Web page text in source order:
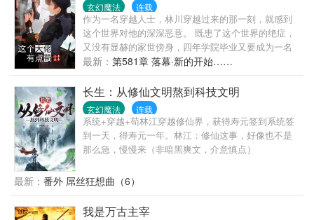
玄幻魔法 连载
作为一名穿越人士，林川穿越过来的那一刻，就感到
这个世界对他的深深恶意。 既患了这个世界的绝症，
又没有显赫的家世傍身，四年学院毕业又要成为一名
新世界的社畜…… 可是，在其他人眼中，看待这个眯
眯眼的年轻人，却有着截然不同的看法…… 林川的同
学们：这是一个患有顽疾，终生难有大成就的二等残
废。 沐家新一代女家主却说：这是一个讨人厌的家
伙，不仅骗了我的“分手费”，还没当过我一天男友。
性感狂野的帝国高官苏断珀则表示：这是一个有着卓
越才能的年轻人，他各方面都很强，无论是作为警备
人员，还是作为一个男人…… 而作为林川的宠物，蓝
是真的苟！
最新： 第581章 落幕·新的开始……
长生：从修仙文明熬到科技文明
玄幻魔法 连载
系统+穿越+苟林江穿越修仙界，获得寿元签到系统签
到一天，得寿元一年。林江：修仙这事，好像也不是
那么急，慢慢来（非暗黑爽文，介意慎点）
最新： 番外 屌丝狂想曲（6）
我是万古主宰